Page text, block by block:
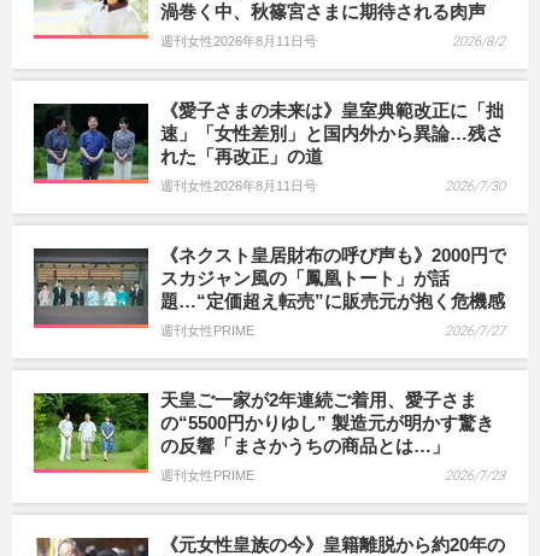
渦巻く中、秋篠宮さまに期待される肉声
週刊女性2026年8月11日号 2026/8/2
《愛子さまの未来は》皇室典範改正に「拙
速」「女性差別」と国内外から異論…残さ
れた「再改正」の道
週刊女性2026年8月11日号 2026/7/30
《ネクスト皇居財布の呼び声も》2000円で
スカジャン風の「鳳凰トート」が話
題…“定価超え転売”に販売元が抱く危機感
週刊女性PRIME 2026/7/27
天皇ご一家が2年連続ご着用、愛子さま
の“5500円かりゆし” 製造元が明かす驚き
の反響「まさかうちの商品とは…」
週刊女性PRIME 2026/7/23
《元女性皇族の今》皇籍離脱から約20年の